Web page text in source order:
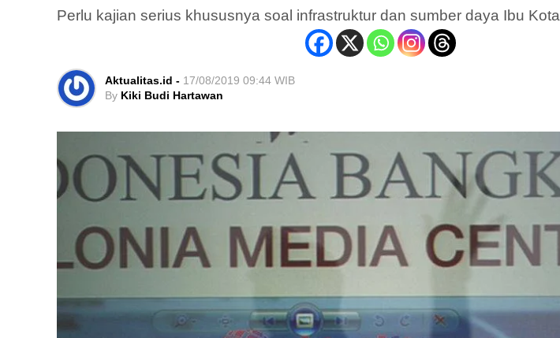
Perlu kajian serius khususnya soal infrastruktur dan sumber daya Ibu Kota
Aktualitas.id - 17/08/2019 09:44 WIB
By Kiki Budi Hartawan